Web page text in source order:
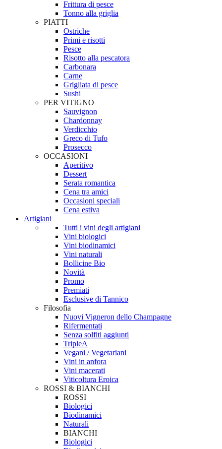
Frittura di pesce
Tonno alla griglia
PIATTI
Ostriche
Primi e risotti
Pesce
Risotto alla pescatora
Carbonara
Carne
Grigliata di pesce
Sushi
PER VITIGNO
Sauvignon
Chardonnay
Verdicchio
Greco di Tufo
Prosecco
OCCASIONI
Aperitivo
Dessert
Serata romantica
Cena tra amici
Occasioni speciali
Cena estiva
Artigiani
Tutti i vini degli artigiani
Vini biologici
Vini biodinamici
Vini naturali
Bollicine Bio
Novità
Promo
Premiati
Esclusive di Tannico
Filosofia
Nuovi Vigneron dello Champagne
Rifermentati
Senza solfiti aggiunti
TripleA
Vegani / Vegetariani
Vini in anfora
Vini macerati
Viticoltura Eroica
ROSSI & BIANCHI
ROSSI
Biologici
Biodinamici
Naturali
BIANCHI
Biologici